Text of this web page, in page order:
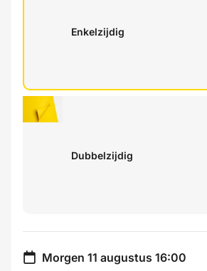
Enkelzijdig
Dubbelzijdig
Morgen 11 augustus 16:00